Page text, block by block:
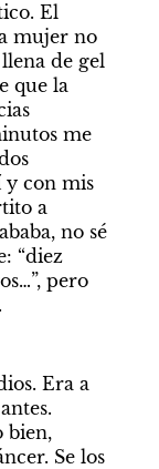
El
mujer no
de gel
que la
me
y con mis
a
no sé
“diez
pero
Era a
bien,
Se los